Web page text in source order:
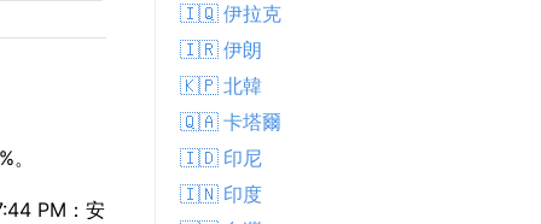
PM：安
🇮🇶 伊拉克
🇮🇷 伊朗
🇰🇵 北韓
🇶🇦 卡塔爾
🇮🇩 印尼
🇮🇳 印度